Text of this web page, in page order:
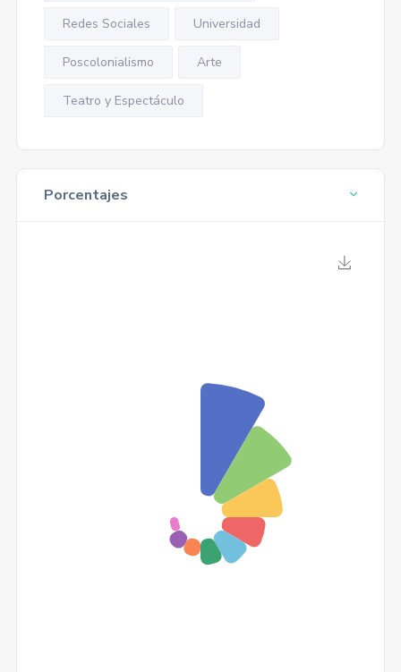
Redes Sociales Universidad
Poscolonialismo Arte
Teatro y Espectáculo
Porcentajes